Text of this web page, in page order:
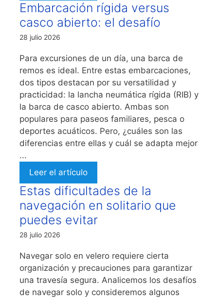
Embarcación rígida versus
casco abierto: el desafío
28 julio 2026
Para excursiones de un día, una barca de
remos es ideal. Entre estas embarcaciones,
dos tipos destacan por su versatilidad y
practicidad: la lancha neumática rígida (RIB) y
la barca de casco abierto. Ambas son
populares para paseos familiares, pesca o
deportes acuáticos. Pero, ¿cuáles son las
diferencias entre ellas y cuál se adapta mejor
...
Leer el artículo
Estas dificultades de la
navegación en solitario que
puedes evitar
28 julio 2026
Navegar solo en velero requiere cierta
organización y precauciones para garantizar
una travesía segura. Analicemos los desafíos
de navegar solo y consideremos algunos